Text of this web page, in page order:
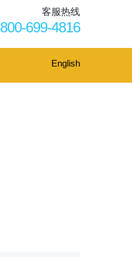
客服热线
800-699-4816
English